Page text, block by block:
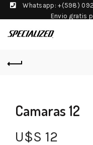
Whatsapp: +(598)
Envio gratis
Camaras 12
U$S 12